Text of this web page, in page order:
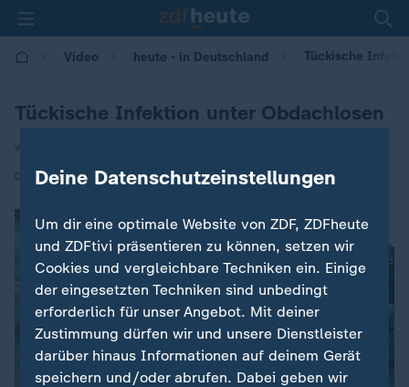
Video heute - in Deutschland Tückische
Tückische Infektion unter Obdachlosen
von Sven Rieken
06.07.2026 | 14:00
Deine Datenschutzeinstellungen
Um dir eine optimale Website von ZDF, ZDFheute
und ZDFtivi präsentieren zu können, setzen wir
Cookies und vergleichbare Techniken ein. Einige
der eingesetzten Techniken sind unbedingt
erforderlich für unser Angebot. Mit deiner
Zustimmung dürfen wir und unsere Dienstleister
darüber hinaus Informationen auf deinem Gerät
speichern und/oder abrufen. Dabei geben wir